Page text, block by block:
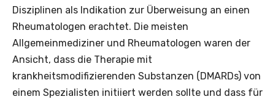
Disziplinen als Indikation zur Überweisung an einen
Rheumatologen erachtet. Die meisten
Allgemeinmediziner und Rheumatologen waren der
Ansicht, dass die Therapie mit
krankheitsmodifizierenden Substanzen (DMARDs) von
einem Spezialisten initiiert werden sollte und dass für